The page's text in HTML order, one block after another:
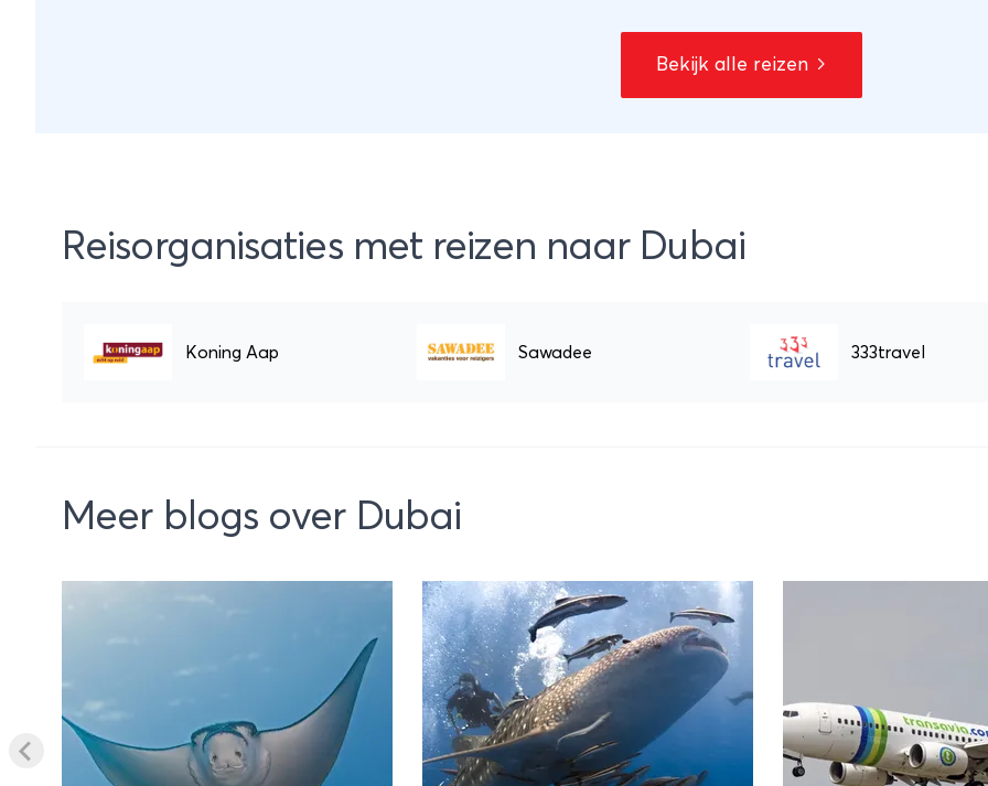
Bekijk alle reizen
Reisorganisaties met reizen naar Dubai
Koning Aap Sawadee 333travel
Meer blogs over Dubai